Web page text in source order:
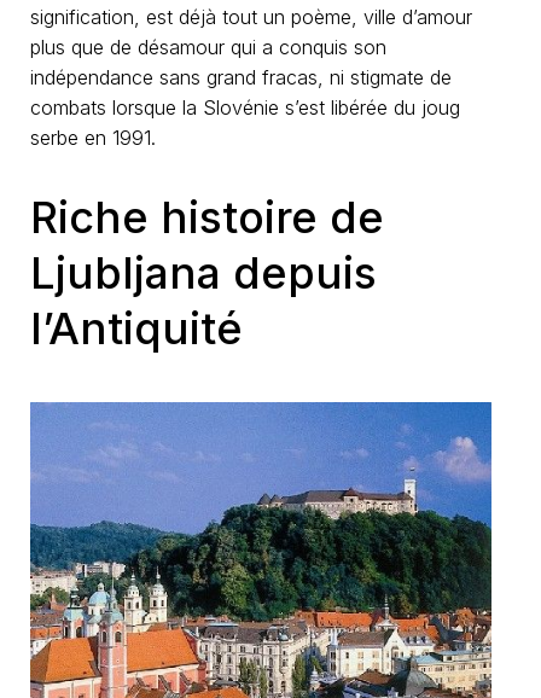
signification, est déjà tout un poème, ville d’amour
plus que de désamour qui a conquis son
indépendance sans grand fracas, ni stigmate de
combats lorsque la Slovénie s’est libérée du joug
serbe en 1991.
Riche histoire de
Ljubljana depuis
l’Antiquité